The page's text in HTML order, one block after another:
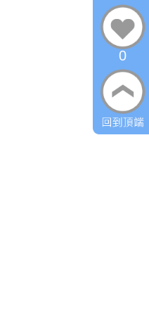
0